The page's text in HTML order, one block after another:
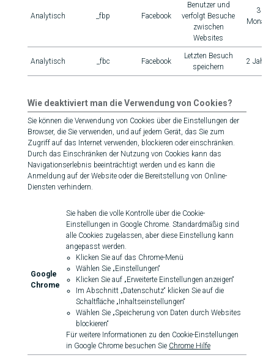
Analytisch _fbp Facebook
Benutzer und
verfolgt Besuche
zwischen
Websites
3
Monate
Analytisch _fbc Facebook
Letzten Besuch
speichern
2 Jahre
Wie deaktiviert man die Verwendung von Cookies?
Sie können die Verwendung von Cookies über die Einstellungen der
Browser, die Sie verwenden, und auf jedem Gerät, das Sie zum
Zugriff auf das Internet verwenden, blockieren oder einschränken.
Durch das Einschränken der Nutzung von Cookies kann das
Navigationserlebnis beeinträchtigt werden und es kann die
Anmeldung auf der Website oder die Bereitstellung von Online-
Diensten verhindern.
Google
Chrome
Sie haben die volle Kontrolle über die Cookie-
Einstellungen in Google Chrome. Standardmäßig sind
alle Cookies zugelassen, aber diese Einstellung kann
angepasst werden.
Klicken Sie auf das Chrome-Menü
Wählen Sie „Einstellungen“
Klicken Sie auf „Erweiterte Einstellungen anzeigen“
Im Abschnitt „Datenschutz“ klicken Sie auf die
Schaltfläche „Inhaltseinstellungen“
Wählen Sie „Speicherung von Daten durch Websites
blockieren“
Für weitere Informationen zu den Cookie-Einstellungen
in Google Chrome besuchen Sie Chrome Hilfe